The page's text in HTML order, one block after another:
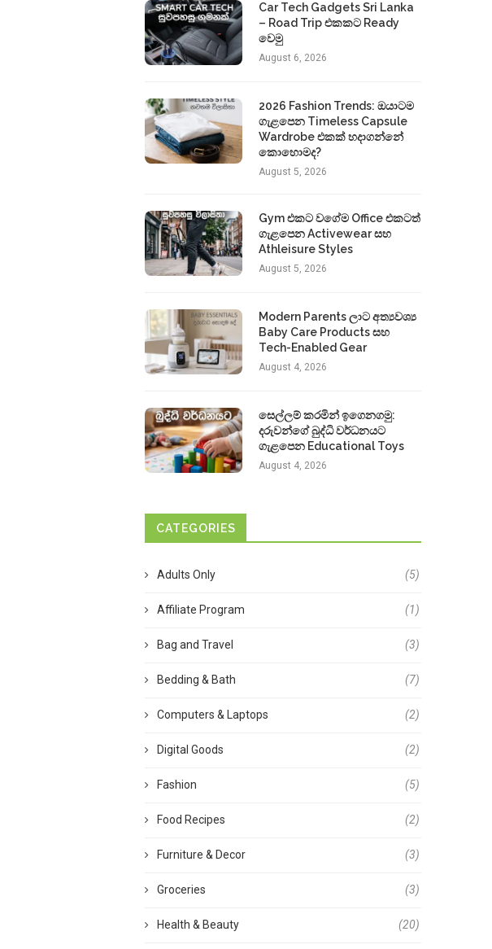
Car Tech Gadgets Sri Lanka
– Road Trip එකකට Ready
වෙමු
August 6, 2026
2026 Fashion Trends: ඔයාටම
ගැළපෙන Timeless Capsule
Wardrobe එකක් හදාගන්නේ
කොහොමද?
August 5, 2026
Gym එකට වගේම Office එකටත්
ගැළපෙන Activewear සහ
Athleisure Styles
August 5, 2026
Modern Parents ලාට අත්‍යවශ්‍ය
Baby Care Products සහ
Tech-Enabled Gear
August 4, 2026
සෙල්ලම් කරමින් ඉගෙනගමු:
දරුවන්ගේ බුද්ධි වර්ධනයට
ගැළපෙන Educational Toys
August 4, 2026
CATEGORIES
Adults Only (5)
Affiliate Program (1)
Bag and Travel (3)
Bedding & Bath (7)
Computers & Laptops (2)
Digital Goods (2)
Fashion (5)
Food Recipes (2)
Furniture & Decor (3)
Groceries (3)
Health & Beauty (20)